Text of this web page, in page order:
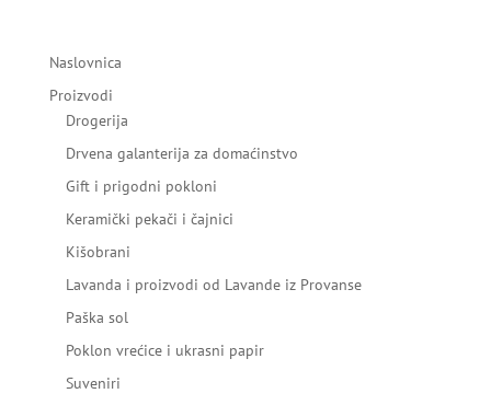
Naslovnica
Proizvodi
Drogerija
Drvena galanterija za domaćinstvo
Gift i prigodni pokloni
Keramički pekači i čajnici
Kišobrani
Lavanda i proizvodi od Lavande iz Provanse
Paška sol
Poklon vrećice i ukrasni papir
Suveniri